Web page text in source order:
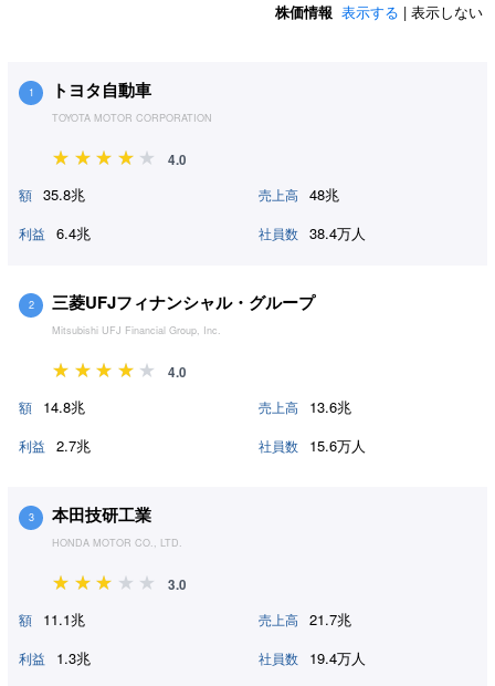
株価情報 表示する | 表示しない
1 トヨタ自動車
TOYOTA MOTOR CORPORATION
4.0
額 35.8兆 売上高 48兆
利益 6.4兆 社員数 38.4万人
2 三菱UFJフィナンシャル・グループ
Mitsubishi UFJ Financial Group, Inc.
4.0
額 14.8兆 売上高 13.6兆
利益 2.7兆 社員数 15.6万人
3 本田技研工業
HONDA MOTOR CO., LTD.
3.0
額 11.1兆 売上高 21.7兆
利益 1.3兆 社員数 19.4万人